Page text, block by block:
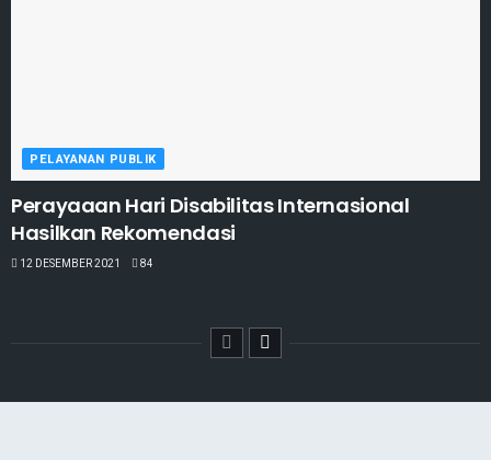
PELAYANAN PUBLIK
Perayaaan Hari Disabilitas Internasional
Hasilkan Rekomendasi
12 DESEMBER 2021 84